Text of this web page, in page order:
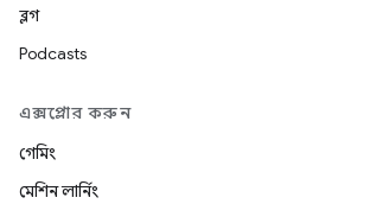
ব্লগ
Podcasts
এক্সপ্লোর করুন
গেমিং
মেশিন লার্নিং